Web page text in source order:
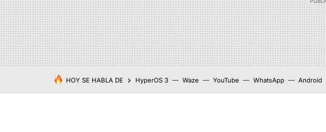
HOY SE HABLA DE HyperOS 3 Waze YouTube WhatsApp Android